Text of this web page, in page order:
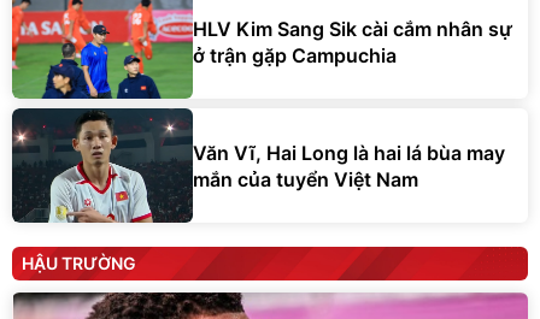
HLV Kim Sang Sik cài cắm nhân sự
ở trận gặp Campuchia
Văn Vĩ, Hai Long là hai lá bùa may
mắn của tuyển Việt Nam
HẬU TRƯỜNG